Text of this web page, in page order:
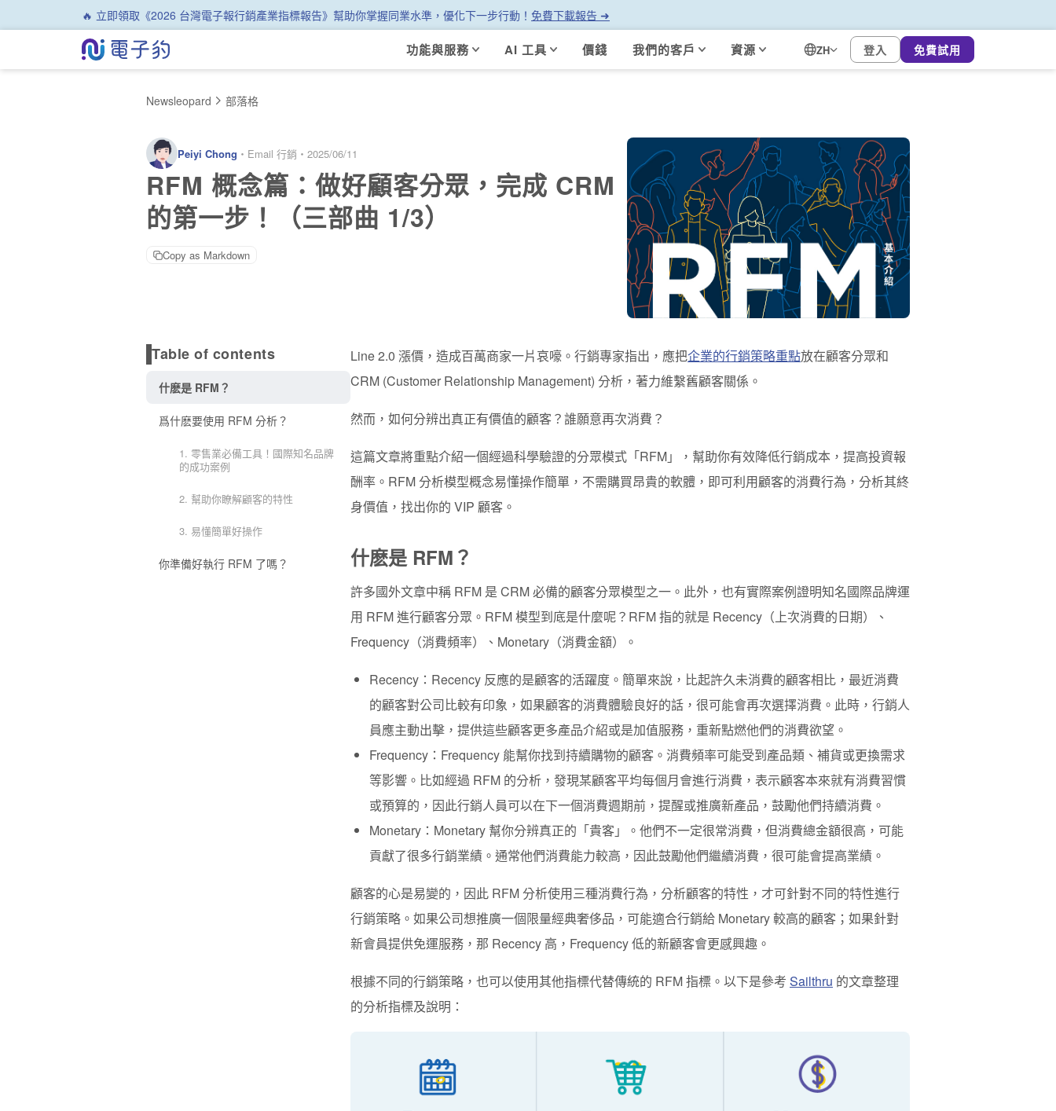
🔥 立即領取《2026 台灣電子報行銷產業指標報告》幫助你掌握同業水準，優化下一步行動！ 免費下載報告 ➜
功能與服務 AI 工具 價錢 我們的客戶 資源 ZH 登入 免費試用
Newsleopard 部落格
Peiyi Chong ・ Email 行銷 ・ 2025/06/11
RFM 概念篇：做好顧客分眾，完成 CRM
的第一步！（三部曲 1/3）
Copy as Markdown
Table of contents
什麽是 RFM？
爲什麽要使用 RFM 分析？
1. 零售業必備工具！國際知名品牌
的成功案例
2. 幫助你瞭解顧客的特性
3. 易懂簡單好操作
你準備好執行 RFM 了嗎？
Line 2.0 漲價，造成百萬商家一片哀嚎。行銷專家指出，應把企業的行銷策略重點放在顧客分眾和
CRM (Customer Relationship Management) 分析，著力維繫舊顧客關係。
然而，如何分辨出真正有價值的顧客？誰願意再次消費？
這篇文章將重點介紹一個經過科學驗證的分眾模式「RFM」，幫助你有效降低行銷成本，提高投資報
酬率。RFM 分析模型概念易懂操作簡單，不需購買昂貴的軟體，即可利用顧客的消費行為，分析其終
身價值，找出你的 VIP 顧客。
什麽是 RFM？
許多國外文章中稱 RFM 是 CRM 必備的顧客分眾模型之一。此外，也有實際案例證明知名國際品牌運
用 RFM 進行顧客分眾。RFM 模型到底是什麼呢？RFM 指的就是 Recency（上次消費的日期）、
Frequency（消費頻率）、Monetary（消費金額）。
Recency： Recency 反應的是顧客的活躍度。 簡單來說，比起許久未消費的顧客相比，最近消費
的顧客對公司比較有印象，如果顧客的消費體驗良好的話，很可能會再次選擇消費。此時，行銷人
員應主動出擊，提供這些顧客更多產品介紹或是加值服務，重新點燃他們的消費欲望。
Frequency： Frequency 能幫你找到持續購物的顧客。 消費頻率可能受到產品類、補貨或更換需求
等影響。比如經過 RFM 的分析，發現某顧客平均每個月會進行消費，表示顧客本來就有消費習慣
或預算的，因此行銷人員可以在下一個消費週期前，提醒或推廣新產品，鼓勵他們持續消費。
Monetary： Monetary 幫你分辨真正的「貴客」。 他們不一定很常消費，但消費總金額很高，可能
貢獻了很多行銷業績。通常他們消費能力較高，因此鼓勵他們繼續消費，很可能會提高業績。
顧客的心是易變的，因此 RFM 分析使用三種消費行為，分析顧客的特性，才可針對不同的特性進行
行銷策略。如果公司想推廣一個限量經典奢侈品，可能適合行銷給 Monetary 較高的顧客；如果針對
新會員提供免運服務，那 Recency 高，Frequency 低的新顧客會更感興趣。
根據不同的行銷策略，也可以使用其他指標代替傳統的 RFM 指標。以下是參考 Sailthru 的文章整理
的分析指標及說明：